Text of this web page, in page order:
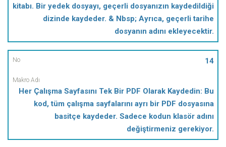
kitabı. Bir yedek dosyayı, geçerli dosyanızın kaydedildiği
dizinde kaydeder. & Nbsp; Ayrıca, geçerli tarihe
dosyanın adını ekleyecektir.
14
Her Çalışma Sayfasını Tek Bir PDF Olarak Kaydedin: Bu
kod, tüm çalışma sayfalarını ayrı bir PDF dosyasına
basitçe kaydeder. Sadece kodun klasör adını
değiştirmeniz gerekiyor.